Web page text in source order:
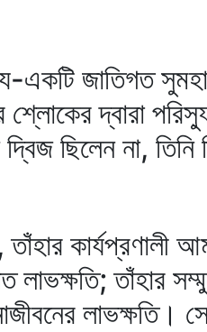
একটি জাতিগত
শ্লোকের দ্বারা
ছিলেন না, তিনি
তাঁহার
লাভক্ষতি।